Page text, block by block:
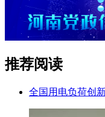
推荐阅读
全国用电负荷创